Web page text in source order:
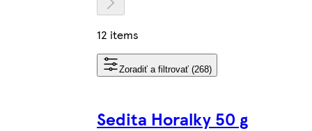
12 items
Zoradiť a filtrovať (268)
Sedita Horalky 50 g